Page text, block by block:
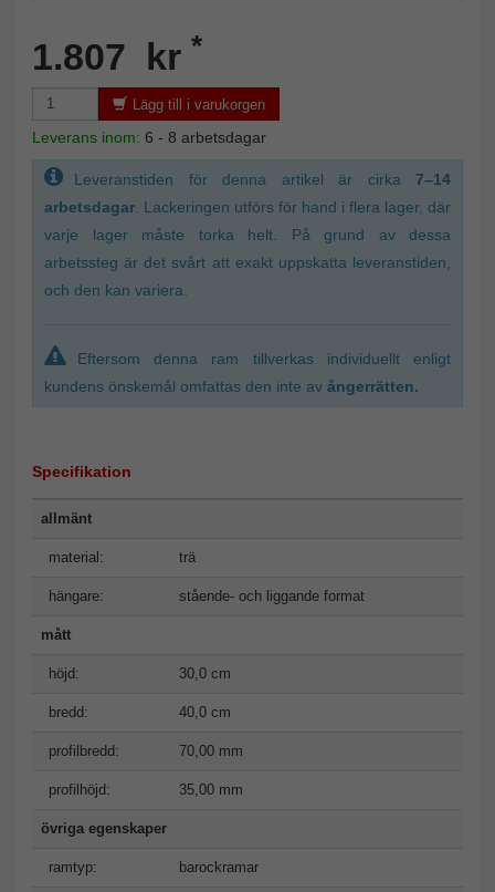
1.807 kr *
Lägg till i varukorgen
Leverans inom: 6 - 8 arbetsdagar
Leveranstiden för denna artikel är cirka 7–14
arbetsdagar . Lackeringen utförs för hand i flera lager, där
varje lager måste torka helt. På grund av dessa
arbetssteg är det svårt att exakt uppskatta leveranstiden,
och den kan variera.
Eftersom denna ram tillverkas individuellt enligt
kundens önskemål omfattas den inte av ångerrätten.
Specifikation
allmänt
material: trä
hängare: stående- och liggande format
mått
höjd: 30,0 cm
bredd: 40,0 cm
profilbredd: 70,00 mm
profilhöjd: 35,00 mm
övriga egenskaper
ramtyp: barockramar